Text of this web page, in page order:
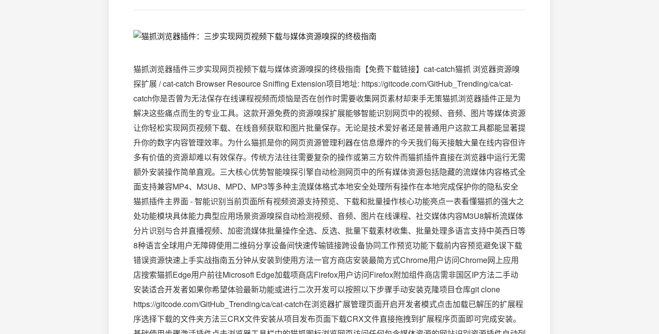
猫抓浏览器插件三步实现网页视频下载与媒体资源嗅探的终极指南【免费下载链接】cat-catch猫抓 浏览器资源嗅
探扩展 / cat-catch Browser Resource Sniffing Extension项目地址: https://gitcode.com/GitHub_Trending/ca/cat-
catch你是否曾为无法保存在线课程视频而烦恼是否在创作时需要收集网页素材却束手无策猫抓浏览器插件正是为
解决这些痛点而生的专业工具。这款开源免费的资源嗅探扩展能够智能识别网页中的视频、音频、图片等媒体资源
让你轻松实现网页视频下载、在线音频获取和图片批量保存。无论是技术爱好者还是普通用户这款工具都能显著提
升你的数字内容管理效率。为什么猫抓是你的网页资源管理利器在信息爆炸的今天我们每天接触大量在线内容但许
多有价值的资源却难以有效保存。传统方法往往需要复杂的操作或第三方软件而猫抓插件直接在浏览器中运行无需
额外安装操作简单直观。三大核心优势智能嗅探引擎自动检测网页中的所有媒体资源包括隐藏的流媒体内容格式全
面支持兼容MP4、M3U8、MPD、MP3等多种主流媒体格式本地安全处理所有操作在本地完成保护你的隐私安全
猫抓插件主界面 - 智能识别当前页面所有视频资源支持预览、下载和批量操作核心功能亮点一表看懂猫抓的强大之
处功能模块具体能力典型应用场景资源嗅探自动检测视频、音频、图片在线课程、社交媒体内容M3U8解析流媒体
分片识别与合并直播视频、加密流媒体批量操作全选、反选、批量下载素材收集、批量处理多语言支持中英西日等
8种语言全球用户无障碍使用二维码分享设备间快速传输链接跨设备协同工作预览功能下载前内容预览避免误下载
错误资源快速上手实战指南五分钟从安装到使用方法一官方商店安装最简方式Chrome用户访问Chrome网上应用
店搜索猫抓Edge用户前往Microsoft Edge加载项商店Firefox用户访问Firefox附加组件商店需非国区IP方法二手动
安装适合开发者如果你希望体验最新功能或进行二次开发可以按照以下步骤手动安装克隆项目仓库git clone
https://gitcode.com/GitHub_Trending/ca/cat-catch在浏览器扩展管理页面开启开发者模式点击加载已解压的扩展程
序选择下载的文件夹方法三CRX文件安装从项目发布页面下载CRX文件直接拖拽到扩展程序页面即可完成安装。